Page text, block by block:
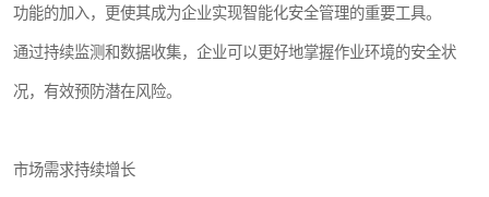
功能的加入，更使其成为企业实现智能化安全管理的重要工具。
通过持续监测和数据收集，企业可以更好地掌握作业环境的安全状
况，有效预防潜在风险。
市场需求持续增长